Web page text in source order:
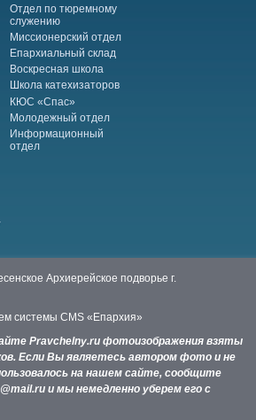
Отдел по тюремному
служению
Миссионерский отдел
Епархиальный склад
Воскресная школа
Школа катехизаторов
КЮС «Спас»
Молодежный отдел
Информационный
отдел
Архиерейское подворье г.
системы CMS «Епархия»
Pravchelny.ru фотоизображения взяты
Если Вы являетесь автором фото и не
на нашем сайте, сообщите
и мы немедленно уберем его с